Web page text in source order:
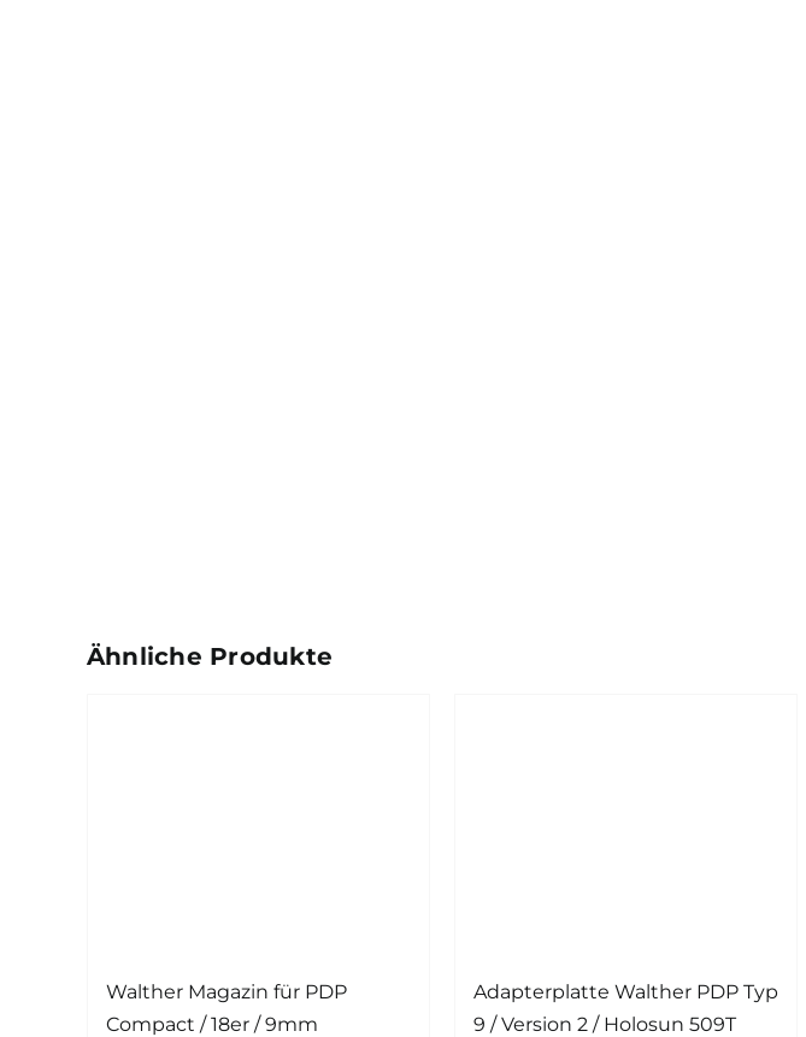
Ähnliche Produkte
Walther Magazin für PDP
Compact / 18er / 9mm
Adapterplatte Walther PDP Typ
9 / Version 2 / Holosun 509T